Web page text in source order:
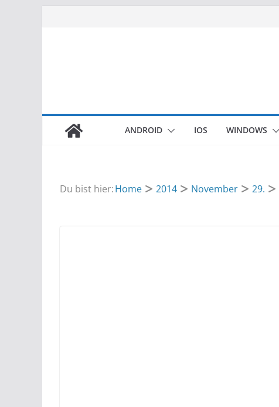
ANDROID IOS WINDOWS
Du bist hier:Home 2014 November 29.